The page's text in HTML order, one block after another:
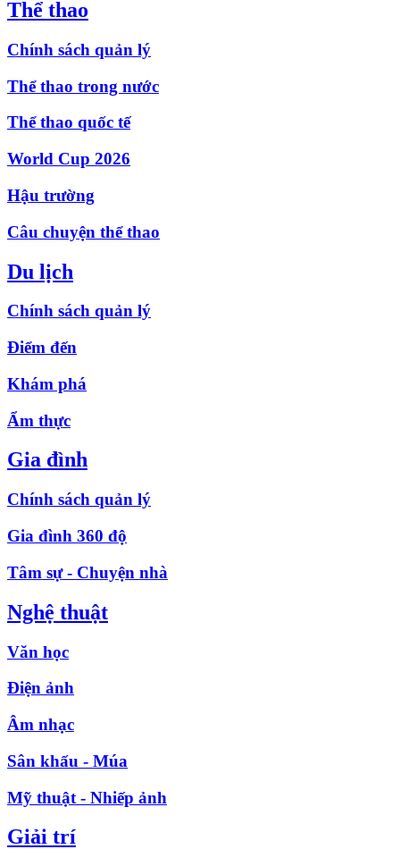
Thể thao
Chính sách quản lý
Thể thao trong nước
Thể thao quốc tế
World Cup 2026
Hậu trường
Câu chuyện thể thao
Du lịch
Chính sách quản lý
Điểm đến
Khám phá
Ẩm thực
Gia đình
Chính sách quản lý
Gia đình 360 độ
Tâm sự - Chuyện nhà
Nghệ thuật
Văn học
Điện ảnh
Âm nhạc
Sân khấu - Múa
Mỹ thuật - Nhiếp ảnh
Giải trí